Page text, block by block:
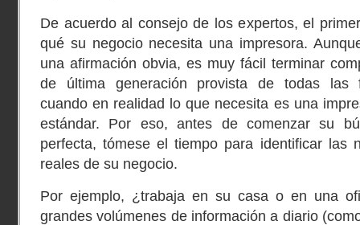
De acuerdo al consejo de los expertos, el
qué su negocio necesita una impresora.
una afirmación obvia, es muy fácil terminar
de última generación provista de todas las
cuando en realidad lo que necesita es una
estándar. Por eso, antes de comenzar su
perfecta, tómese el tiempo para identificar las
reales de su negocio.
Por ejemplo, ¿trabaja en su casa o en una
grandes volúmenes de información a diario